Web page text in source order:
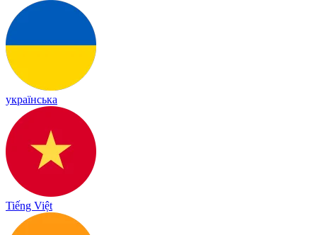
українська
Tiếng Việt